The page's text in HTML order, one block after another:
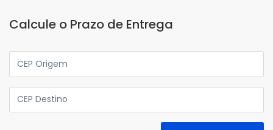
Calcule o Prazo de Entrega